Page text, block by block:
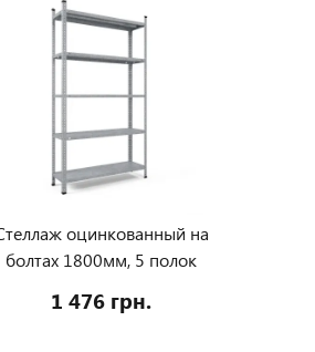
оцинкованный на
болтах 1800мм, 5 полок
1 476 грн.